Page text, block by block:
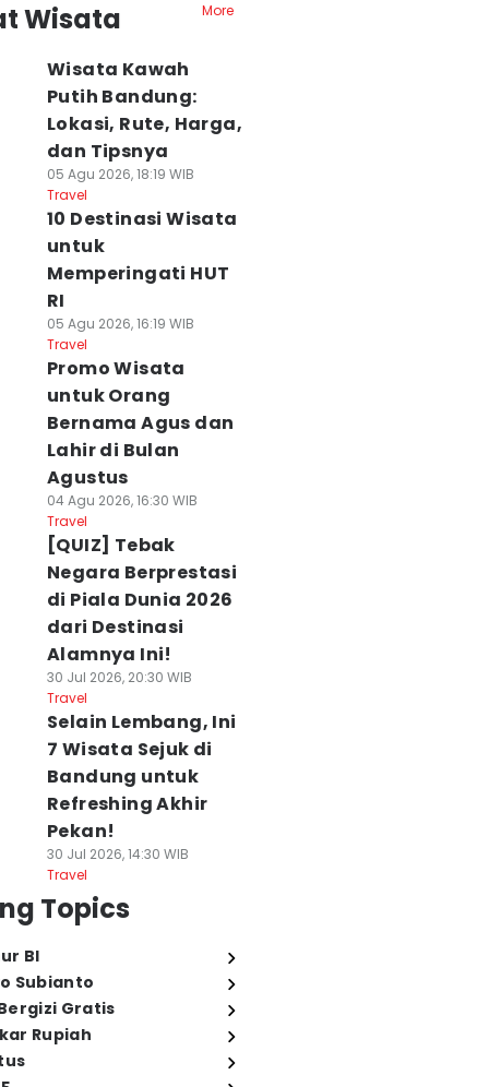
Wisata
More
Wisata Kawah
Putih Bandung:
Lokasi, Rute, Harga,
dan Tipsnya
05 Agu 2026, 18:19 WIB
Travel
10 Destinasi Wisata
untuk
Memperingati HUT
RI
05 Agu 2026, 16:19 WIB
Travel
Promo Wisata
untuk Orang
Bernama Agus dan
Lahir di Bulan
Agustus
04 Agu 2026, 16:30 WIB
Travel
[QUIZ] Tebak
Negara Berprestasi
di Piala Dunia 2026
dari Destinasi
Alamnya Ini!
30 Jul 2026, 20:30 WIB
Travel
Selain Lembang, Ini
7 Wisata Sejuk di
Bandung untuk
Refreshing Akhir
Pekan!
30 Jul 2026, 14:30 WIB
Travel
Topics
BI
Subianto
Gratis
Rupiah